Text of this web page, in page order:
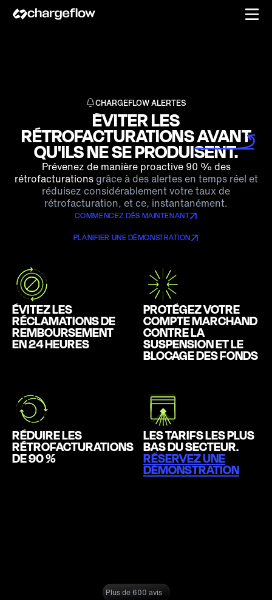
CHARGEFLOW ALERTES
ÉVITER LES
RÉTROFACTURATIONSAVANT
QU'ILS NE SE PRODUISENT.
Prévenez de manière proactive 90 % des
rétrofacturationsgrâce à des alertes en temps réel et
réduisez considérablement votre taux de
rétrofacturation, et ce, instantanément.
COMMENCEZ DÈS MAINTENANT
PLANIFIER UNE DÉMONSTRATION
ÉVITEZ LES
RÉCLAMATIONS DE
REMBOURSEMENT
EN 24 HEURES
PROTÉGEZ VOTRE
COMPTE MARCHAND
CONTRE LA
SUSPENSION ET LE
BLOCAGE DES FONDS
RÉDUIRE LES
RÉTROFACTURATIONS
DE 90 %
LES TARIFS LES PLUS
BAS DU SECTEUR.
RÉSERVEZ UNE
DÉMONSTRATION
Plus de 600 avis